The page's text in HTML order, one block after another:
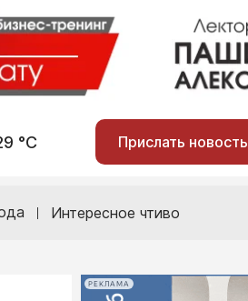
°С Прислать новость
Интересное чтиво
РЕКЛАМА